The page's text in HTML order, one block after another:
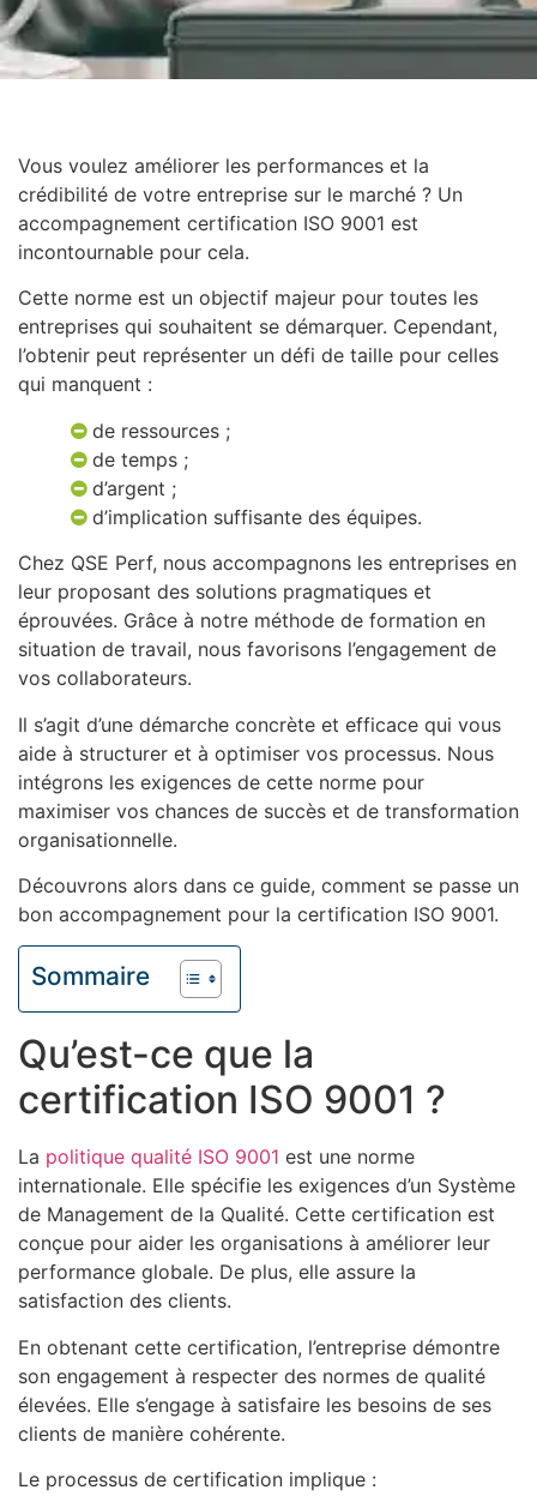
Vous voulez améliorer les performances et la
crédibilité de votre entreprise sur le marché ? Un
accompagnement certification ISO 9001 est
incontournable pour cela.
Cette norme est un objectif majeur pour toutes les
entreprises qui souhaitent se démarquer. Cependant,
l’obtenir peut représenter un défi de taille pour celles
qui manquent :
de ressources ;
de temps ;
d’argent ;
d’implication suffisante des équipes.
Chez QSE Perf, nous accompagnons les entreprises en
leur proposant des solutions pragmatiques et
éprouvées. Grâce à notre méthode de formation en
situation de travail, nous favorisons l’engagement de
vos collaborateurs.
Il s’agit d’une démarche concrète et efficace qui vous
aide à structurer et à optimiser vos processus. Nous
intégrons les exigences de cette norme pour
maximiser vos chances de succès et de transformation
organisationnelle.
Découvrons alors dans ce guide, comment se passe un
bon accompagnement pour la certification ISO 9001.
Sommaire
Qu’est-ce que la
certification ISO 9001 ?
La politique qualité ISO 9001 est une norme
internationale. Elle spécifie les exigences d’un Système
de Management de la Qualité. Cette certification est
conçue pour aider les organisations à améliorer leur
performance globale. De plus, elle assure la
satisfaction des clients.
En obtenant cette certification, l’entreprise démontre
son engagement à respecter des normes de qualité
élevées. Elle s’engage à satisfaire les besoins de ses
clients de manière cohérente.
Le processus de certification implique :